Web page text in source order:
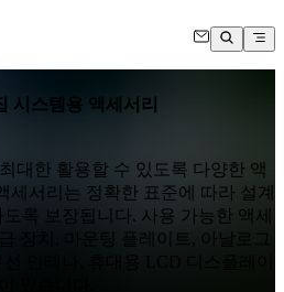
시스템용 액세서리
대한 활용할 수 있도록 다양한 액
세서리는 정확한 표준에 따라 설계
록 보장됩니다. 사용 가능한 액세
장치, 마운팅 플레이트, 아날로그